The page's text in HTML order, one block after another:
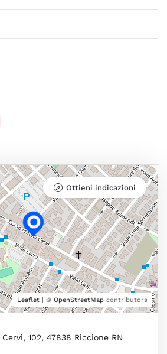
Leaflet | © OpenStreetMap contributors
Ottieni indicazioni
102, 47838 Riccione RN